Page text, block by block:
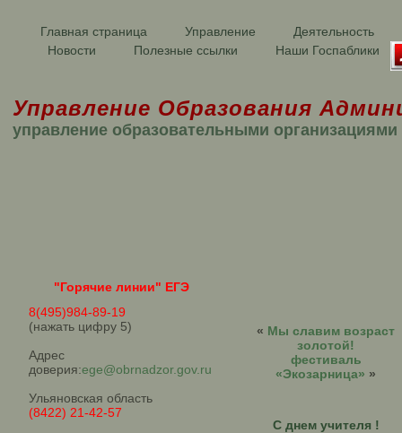
Главная страница Управление
Деятельность
Новости
Полезные ссылки Наши Госпаблики
Управление Образования
управление образовательными организациями
"Горячие линии" ЕГЭ
8(495)984-89-19
(нажать цифру 5)
Адрес
доверия:ege@obrnadzor.gov.ru
Ульяновская область
(8422) 21-42-57
« Мы славим возраст
золотой!
фестиваль
«Экозарница» »
С днем учителя !